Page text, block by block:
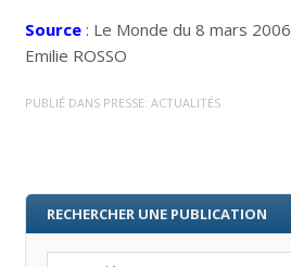
Source: Le Monde du 8 mars 2006
Emilie ROSSO
PUBLIÉ DANS PRESSE: ACTUALITÉS
RECHERCHER UNE PUBLICATION